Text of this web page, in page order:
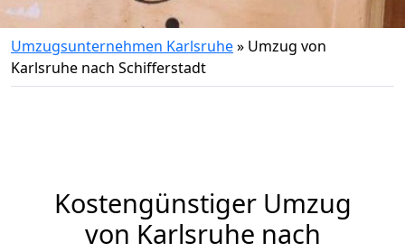
Umzugsunternehmen Karlsruhe» Umzug von
Karlsruhe nach Schifferstadt
Kostengünstiger Umzug
von Karlsruhe nach